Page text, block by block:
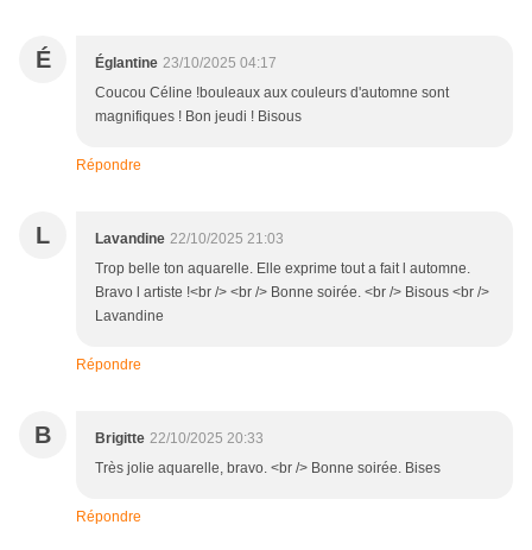
É Églantine 23/10/2025 04:17
Coucou Céline !bouleaux aux couleurs d'automne sont
magnifiques ! Bon jeudi ! Bisous
Répondre
L Lavandine 22/10/2025 21:03
Trop belle ton aquarelle. Elle exprime tout a fait l automne.
Bravo l artiste !<br /> <br /> Bonne soirée. <br /> Bisous <br />
Lavandine
Répondre
B Brigitte 22/10/2025 20:33
Très jolie aquarelle, bravo. <br /> Bonne soirée. Bises
Répondre